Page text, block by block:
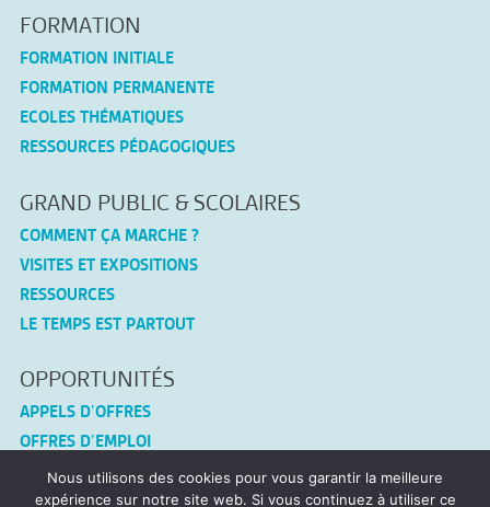
FORMATION
FORMATION INITIALE
FORMATION PERMANENTE
ECOLES THÉMATIQUES
RESSOURCES PÉDAGOGIQUES
GRAND PUBLIC & SCOLAIRES
COMMENT ÇA MARCHE ?
VISITES ET EXPOSITIONS
RESSOURCES
LE TEMPS EST PARTOUT
OPPORTUNITÉS
APPELS D’OFFRES
OFFRES D’EMPLOI
CONNEX-TF
Nous utilisons des cookies pour vous garantir la meilleure
expérience sur notre site web. Si vous continuez à utiliser ce